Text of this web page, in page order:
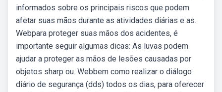
informados sobre os principais riscos que podem
afetar suas mãos durante as atividades diárias e as.
Webpara proteger suas mãos dos acidentes, é
importante seguir algumas dicas: As luvas podem
ajudar a proteger as mãos de lesões causadas por
objetos sharp ou. Webbem como realizar o diálogo
diário de segurança (dds) todos os dias, para oferecer